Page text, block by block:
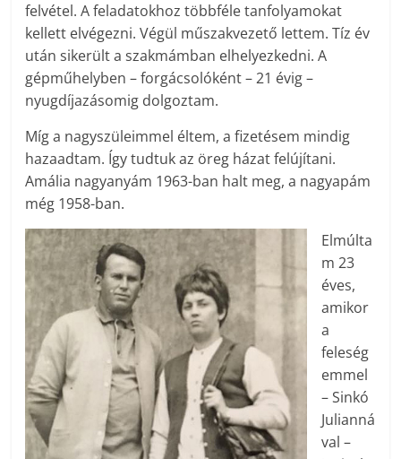
felvétel. A feladatokhoz többféle tanfolyamokat
kellett elvégezni. Végül műszakvezető lettem. Tíz év
után sikerült a szakmámban elhelyezkedni. A
gépműhelyben – forgácsolóként – 21 évig –
nyugdíjazásomig dolgoztam.
Míg a nagyszüleimmel éltem, a fizetésem mindig
hazaadtam. Így tudtuk az öreg házat felújítani.
Amália nagyanyám 1963-ban halt meg, a nagyapám
még 1958-ban.
Elmúlta
m 23
éves,
amikor
a
feleség
emmel
– Sinkó
Julianná
val –